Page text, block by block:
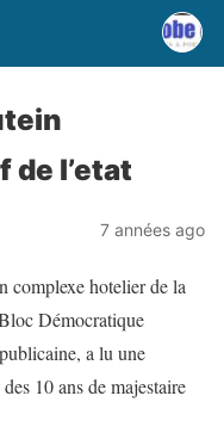
l’etat
7 années ago
complexe hotelier de la
Démocratique
a lu une
10 ans de majestaire